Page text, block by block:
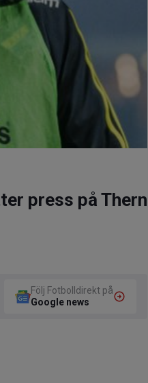
press på Thern
Följ Fotbolldirekt på
Google news